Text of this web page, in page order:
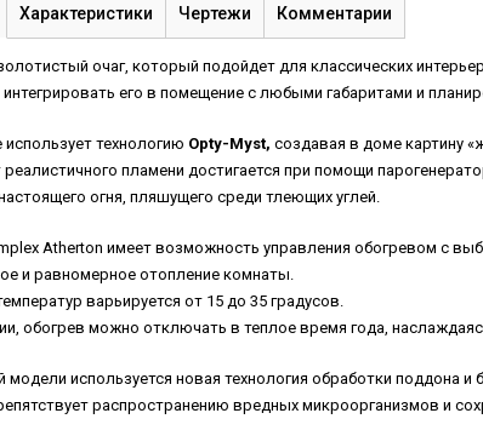
Характеристики Чертежи Комментарии
очаг, который подойдет для классических
его в помещение с любыми габаритами и
использует технологию Opty-Myst, создавая в доме картину
пламени достигается при помощи
огня, пляшущего среди тлеющих углей.
Atherton имеет возможность управления обогревом с
и равномерное отопление комнаты.
варьируется от 15 до 35 градусов.
обогрев можно отключать в теплое время года,
модели используется новая технология обработки поддона
распространению вредных микроорганизмов и